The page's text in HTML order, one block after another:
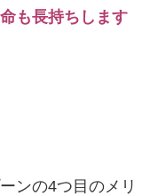
も長持ちします
ンの4つ目のメリ